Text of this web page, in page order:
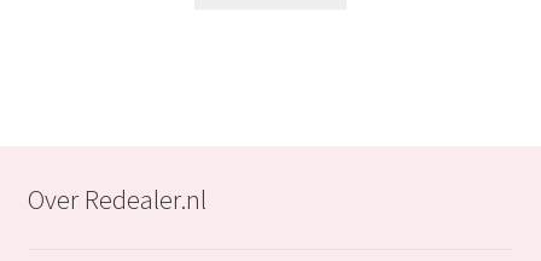
Over Redealer.nl